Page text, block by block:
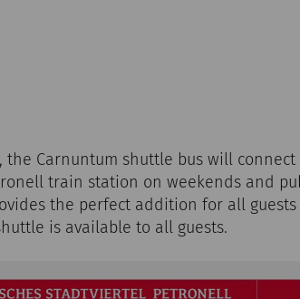
the Carnuntum shuttle bus will
train station on weekends and
the perfect addition for all
is available to all guests.